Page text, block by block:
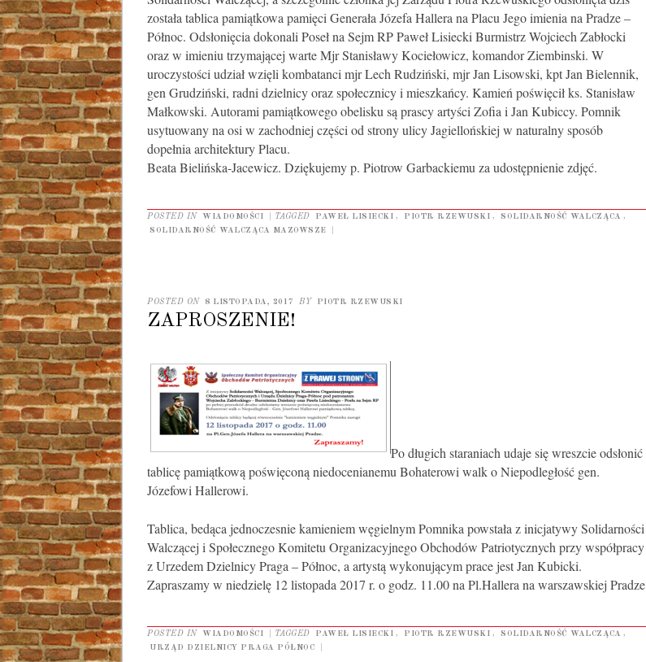
została tablica pamiątkowa pamięci Generała Józefa Hallera na Placu Jego imienia na Pradze –
Północ. Odsłonięcia dokonali Poseł na Sejm RP Paweł Lisiecki Burmistrz Wojciech Zabłocki
oraz w imieniu trzymającej warte Mjr Stanisławy Kociełowicz, komandor Ziembinski. W
uroczystości udział wzięli kombatanci mjr Lech Rudziński, mjr Jan Lisowski, kpt Jan Bielennik,
gen Grudziński, radni dzielnicy oraz społecznicy i mieszkańcy. Kamień poświęcił ks. Stanisław
Małkowski. Autorami pamiątkowego obelisku są prascy artyści Zofia i Jan Kubiccy. Pomnik
usytuowany na osi w zachodniej części od strony ulicy Jagiellońskiej w naturalny sposób
dopełnia architektury Placu.
Beata Bielińska-Jacewicz. Dziękujemy p. Piotrow Garbackiemu za udostępnienie zdjęć.
POSTED IN WIADOMOŚCI TAGGED PAWEŁ LISIECKI , PIOTR RZEWUSKI , SOLIDARNOŚĆ WALCZĄCA ,
SOLIDARNOŚĆ WALCZĄCA MAZOWSZE
POSTED ON 8 LISTOPADA, 2017 BY PIOTR RZEWUSKI
ZAPROSZENIE!
Po długich staraniach udaje się wreszcie odsłonić
tablicę pamiątkową poświęconą niedocenianemu Bohaterowi walk o Niepodległość gen.
Józefowi Hallerowi.
Tablica, bedąca jednoczesnie kamieniem węgielnym Pomnika powstała z inicjatywy Solidarności
Walczącej i Społecznego Komitetu Organizacyjnego Obchodów Patriotycznych przy współpracy
z Urzedem Dzielnicy Praga – Północ, a artystą wykonującym prace jest Jan Kubicki.
Zapraszamy w niedzielę 12 listopada 2017 r. o godz. 11.00 na Pl.Hallera na warszawskiej Pradze
POSTED IN WIADOMOŚCI TAGGED PAWEŁ LISIECKI , PIOTR RZEWUSKI , SOLIDARNOŚĆ WALCZĄCA ,
URZĄD DZIELNICY PRAGA PÓŁNOC